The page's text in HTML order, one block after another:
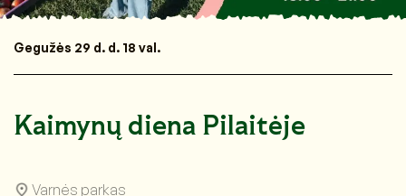
Gegužės 29 d. d. 18 val.
Kaimynų diena Pilaitėje
Varnės parkas